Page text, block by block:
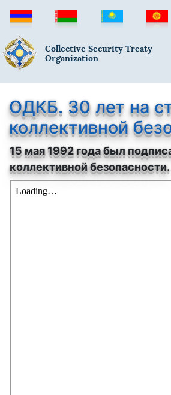
Collective Security Treaty
Organization
ОДКБ. 30 лет на
коллективной
15 мая 1992 года был
коллективной безопасности.